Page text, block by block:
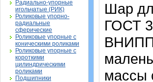
Радиально-упорные
игольчатые (РИК)
Роликовые упорно-
радиальные
сферические
Роликовые упорные с
коническими роликами
Роликовые упорные с
короткими
цилиндрическими
роликами
Подшипники
Шар
ГОСТ
массы